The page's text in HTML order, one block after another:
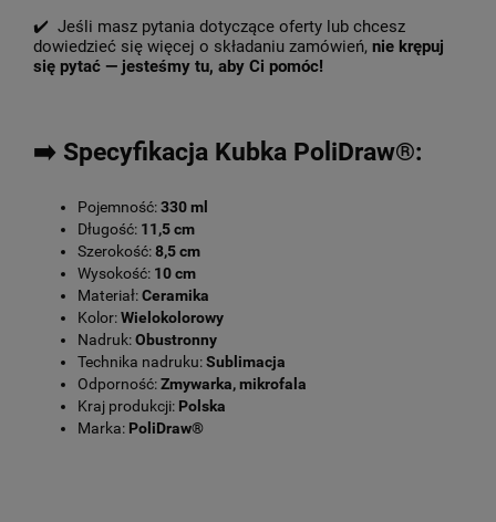
✔️ Jeśli masz pytania dotyczące oferty lub chcesz
dowiedzieć się więcej o składaniu zamówień, nie krępuj
się pytać — jesteśmy tu, aby Ci pomóc!
➡️ Specyfikacja Kubka PoliDraw®:
Pojemność:330 ml
Długość: 11,5 cm
Szerokość:8,5 cm
Wysokość: 10 cm
Materiał:Ceramika
Kolor:Wielokolorowy
Nadruk:Obustronny
Technika nadruku:Sublimacja
Odporność:Zmywarka, mikrofala
Kraj produkcji: Polska
Marka: PoliDraw®